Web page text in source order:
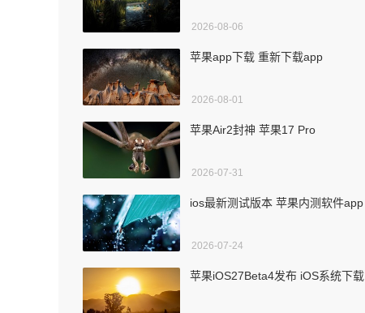
2026-08-06
苹果app下载 重新下载app
2026-08-01
苹果Air2封神 苹果17 Pro
2026-07-31
ios最新测试版本 苹果内测软件app
2026-07-24
苹果iOS27Beta4发布 iOS系统下载